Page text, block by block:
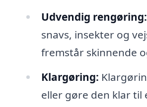
Udvendig rengøring:
snavs, insekter og
fremstår skinnende
Klargøring:
eller gøre den klar til